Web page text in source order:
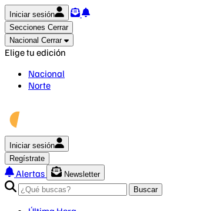
Iniciar sesión
Secciones Cerrar
Nacional Cerrar
Elige tu edición
Nacional
Norte
Iniciar sesión
Regístrate
Alertas
Newsletter
Buscar